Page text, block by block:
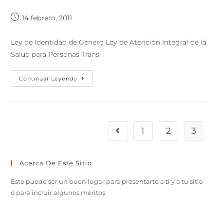
14 febrero, 2011
Ley de Identidad de Género Ley de Atención Integral de la
Salud para Personas Trans
Continuar Leyendo
1 2 3
Acerca De Este Sitio
Este puede ser un buen lugar para presentarte a ti y a tu sitio
o para incluir algunos méritos.